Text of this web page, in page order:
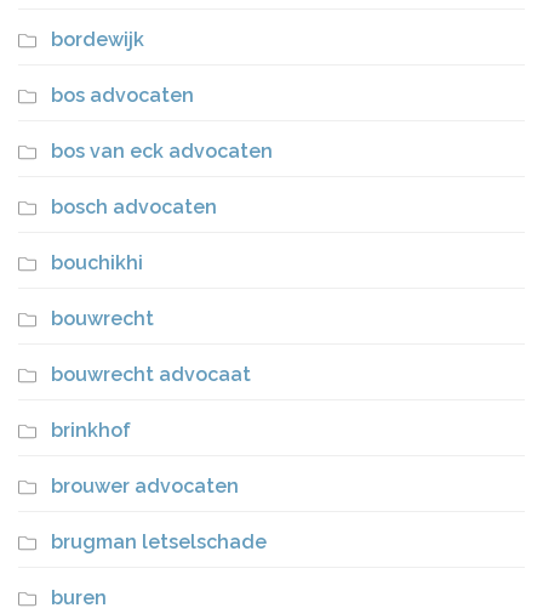
bordewijk
bos advocaten
bos van eck advocaten
bosch advocaten
bouchikhi
bouwrecht
bouwrecht advocaat
brinkhof
brouwer advocaten
brugman letselschade
buren